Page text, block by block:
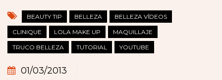
BEAUTY TIP BELLEZA BELLEZA VÍDEOS
CLINIQUE LOLA MAKE UP MAQUILLAJE
TRUCO BELLEZA TUTORIAL YOUTUBE
01/03/2013